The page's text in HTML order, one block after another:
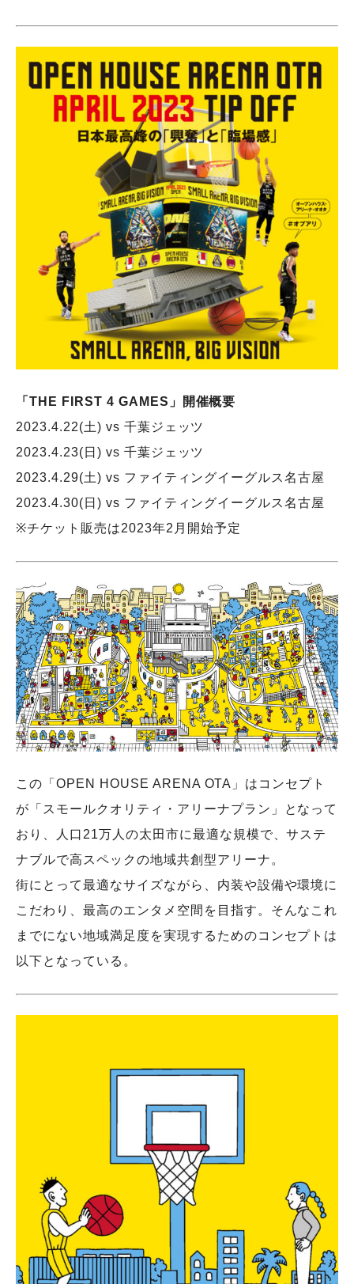
「THE FIRST 4 GAMES」開催概要
2023.4.22(土) vs 千葉ジェッツ
2023.4.23(日) vs 千葉ジェッツ
2023.4.29(土) vs ファイティングイーグルス名古屋
2023.4.30(日) vs ファイティングイーグルス名古屋
※チケット販売は2023年2月開始予定
この「OPEN HOUSE ARENA OTA」はコンセプト
が「スモールクオリティ・アリーナプラン」となって
おり、人口21万人の太田市に最適な規模で、サステ
ナブルで高スペックの地域共創型アリーナ。
街にとって最適なサイズながら、内装や設備や環境に
こだわり、最高のエンタメ空間を目指す。そんなこれ
までにない地域満足度を実現するためのコンセプトは
以下となっている。